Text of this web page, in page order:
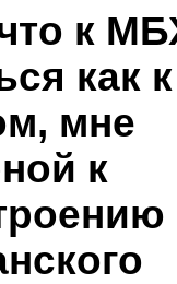
к
как к
мне
к